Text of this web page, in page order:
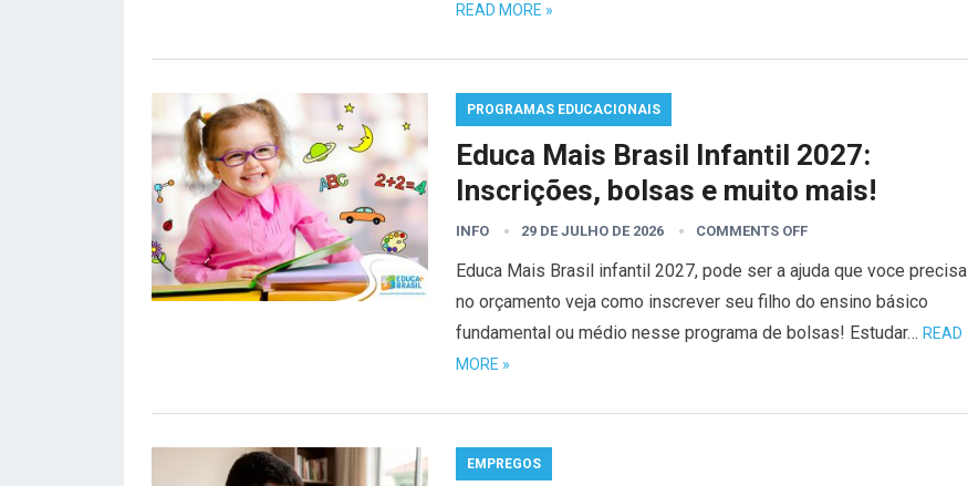
READ MORE »
PROGRAMAS EDUCACIONAIS
Educa Mais Brasil Infantil 2027:
Inscrições, bolsas e muito mais!
INFO 29 DE JULHO DE 2026 COMMENTS OFF
Educa Mais Brasil infantil 2027, pode ser a ajuda que voce precisa
no orçamento veja como inscrever seu filho do ensino básico
fundamental ou médio nesse programa de bolsas! Estudar… READ
MORE »
EMPREGOS